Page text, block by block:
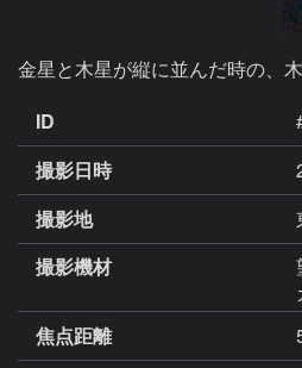
金星と木星が縦に並んだ時の、
ID
撮影日時
撮影地
撮影機材
焦点距離